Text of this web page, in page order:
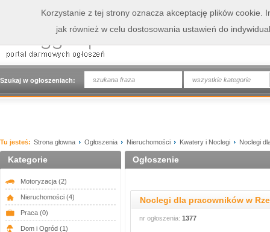
Szukaj w ogłoszeniach: wszystkie kategorie
Tu jesteś: Strona głowna Ogłoszenia Nieruchomości Kwatery i Noclegi Noclegi
Kategorie
Motoryzacja (2)
Nieruchomości (4)
Praca (0)
Dom i Ogród (1)
Ogłoszenie
Noclegi dla pracowników w
nr ogłoszenia: 1377
Korzystanie z tej strony oznacza akceptację plików cookie.
jak również w celu dostosowania ustawień do